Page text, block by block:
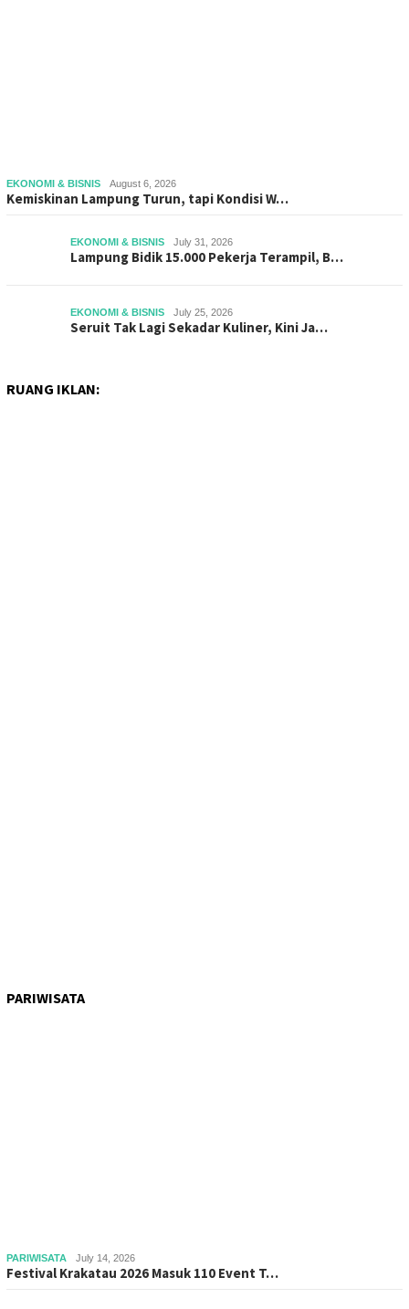
EKONOMI & BISNIS August 6, 2026
Kemiskinan Lampung Turun, tapi Kondisi W…
EKONOMI & BISNIS July 31, 2026
Lampung Bidik 15.000 Pekerja Terampil, B…
EKONOMI & BISNIS July 25, 2026
Seruit Tak Lagi Sekadar Kuliner, Kini Ja…
RUANG IKLAN:
PARIWISATA
PARIWISATA July 14, 2026
Festival Krakatau 2026 Masuk 110 Event T…